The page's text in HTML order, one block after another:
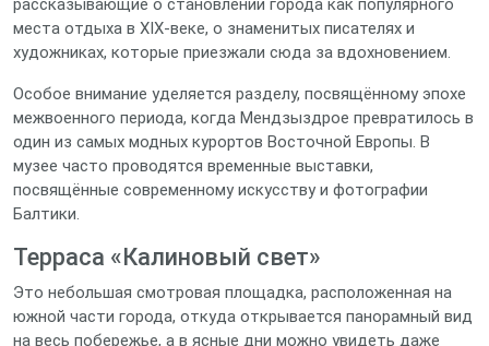
рассказывающие о становлении города как популярного
места отдыха в XIX‑веке, о знаменитых писателях и
художниках, которые приезжали сюда за вдохновением.
Особое внимание уделяется разделу, посвящённому эпохе
межвоенного периода, когда Мендзыздрое превратилось в
один из самых модных курортов Восточной Европы. В
музее часто проводятся временные выставки,
посвящённые современному искусству и фотографии
Балтики.
Терраса «Калиновый свет»
Это небольшая смотровая площадка, расположенная на
южной части города, откуда открывается панорамный вид
на весь побережье, а в ясные дни можно увидеть даже